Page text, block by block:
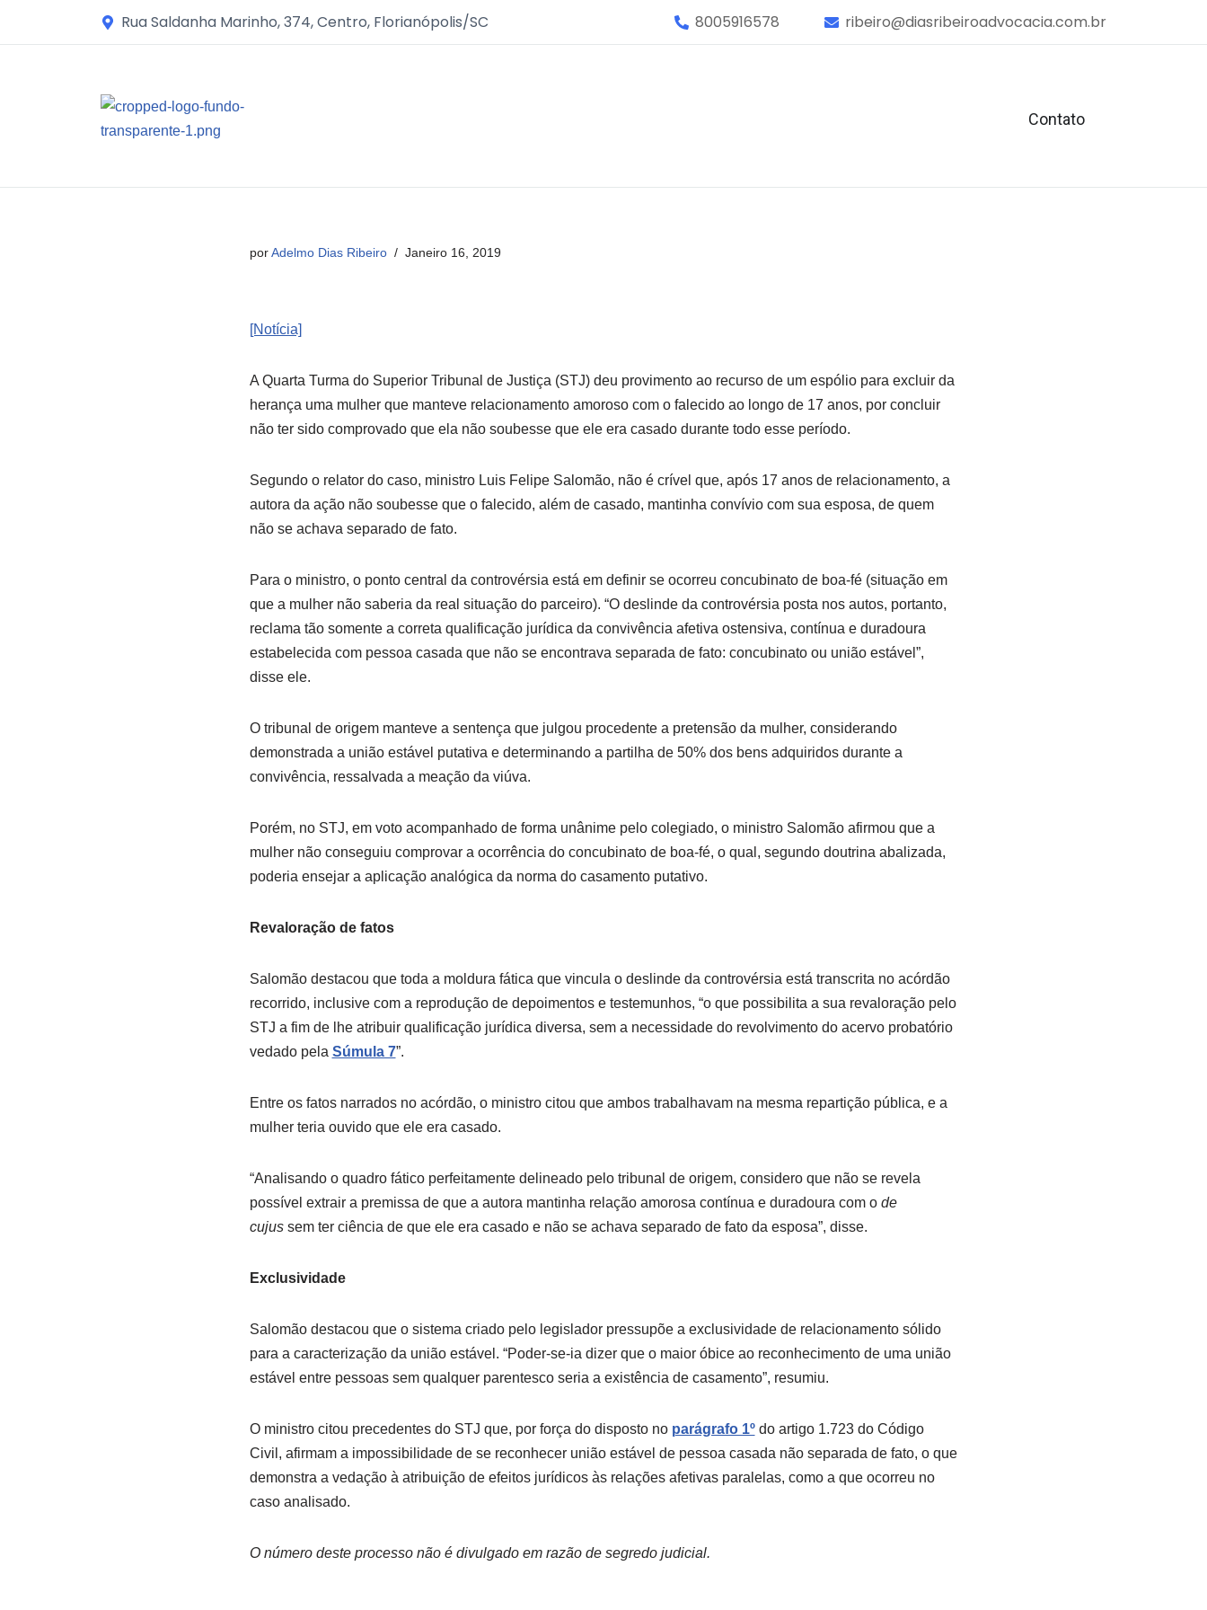
Avançar
Rua Saldanha Marinho, 374, Centro, Florianópolis/SC 8005916578 ribeiro@diasribeiroadvocacia.com.br
Contato
porAdelmo Dias Ribeiro Janeiro 16, 2019
[Notícia]
A Quarta Turma do Superior Tribunal de Justiça (STJ) deu provimento ao recurso de um espólio para excluir da
herança uma mulher que manteve relacionamento amoroso com o falecido ao longo de 17 anos, por concluir
não ter sido comprovado que ela não soubesse que ele era casado durante todo esse período.
Segundo o relator do caso, ministro Luis Felipe Salomão, não é crível que, após 17 anos de relacionamento, a
autora da ação não soubesse que o falecido, além de casado, mantinha convívio com sua esposa, de quem
não se achava separado de fato.
Para o ministro, o ponto central da controvérsia está em definir se ocorreu concubinato de boa-fé (situação em
que a mulher não saberia da real situação do parceiro). “O deslinde da controvérsia posta nos autos, portanto,
reclama tão somente a correta qualificação jurídica da convivência afetiva ostensiva, contínua e duradoura
estabelecida com pessoa casada que não se encontrava separada de fato: concubinato ou união estável”,
disse ele.
O tribunal de origem manteve a sentença que julgou procedente a pretensão da mulher, considerando
demonstrada a união estável putativa e determinando a partilha de 50% dos bens adquiridos durante a
convivência, ressalvada a meação da viúva.
Porém, no STJ, em voto acompanhado de forma unânime pelo colegiado, o ministro Salomão afirmou que a
mulher não conseguiu comprovar a ocorrência do concubinato de boa-fé, o qual, segundo doutrina abalizada,
poderia ensejar a aplicação analógica da norma do casamento putativo.
Revaloração de fatos
Salomão destacou que toda a moldura fática que vincula o deslinde da controvérsia está transcrita no acórdão
recorrido, inclusive com a reprodução de depoimentos e testemunhos, “o que possibilita a sua revaloração pelo
STJ a fim de lhe atribuir qualificação jurídica diversa, sem a necessidade do revolvimento do acervo probatório
vedado pela Súmula 7”.
Entre os fatos narrados no acórdão, o ministro citou que ambos trabalhavam na mesma repartição pública, e a
mulher teria ouvido que ele era casado.
“Analisando o quadro fático perfeitamente delineado pelo tribunal de origem, considero que não se revela
possível extrair a premissa de que a autora mantinha relação amorosa contínua e duradoura com o de
cujussem ter ciência de que ele era casado e não se achava separado de fato da esposa”, disse.
Exclusividade
Salomão destacou que o sistema criado pelo legislador pressupõe a exclusividade de relacionamento sólido
para a caracterização da união estável. “Poder-se-ia dizer que o maior óbice ao reconhecimento de uma união
estável entre pessoas sem qualquer parentesco seria a existência de casamento”, resumiu.
O ministro citou precedentes do STJ que, por força do disposto no parágrafo 1ºdo artigo 1.723 do Código
Civil, afirmam a impossibilidade de se reconhecer união estável de pessoa casada não separada de fato, o que
demonstra a vedação à atribuição de efeitos jurídicos às relações afetivas paralelas, como a que ocorreu no
caso analisado.
O número deste processo não é divulgado em razão de segredo judicial.